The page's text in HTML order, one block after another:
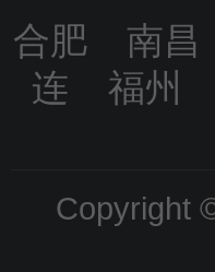
合肥 南
连 福州
Copyright